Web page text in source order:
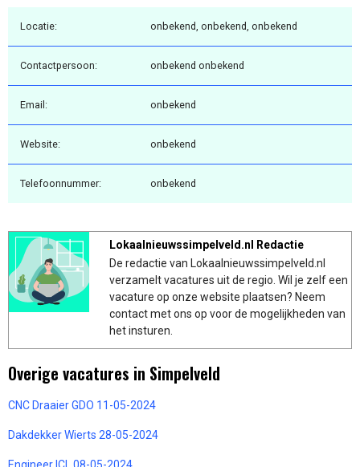
Locatie: onbekend, onbekend, onbekend
Contactpersoon: onbekend onbekend
Email: onbekend
Website: onbekend
Telefoonnummer: onbekend
Lokaalnieuwssimpelveld.nl Redactie
De redactie van Lokaalnieuwssimpelveld.nl
verzamelt vacatures uit de regio. Wil je zelf een
vacature op onze website plaatsen? Neem
contact met ons op voor de mogelijkheden van
het insturen.
Overige vacatures in Simpelveld
CNC Draaier GDO 11-05-2024
Dakdekker Wierts 28-05-2024
Engineer ICL 08-05-2024